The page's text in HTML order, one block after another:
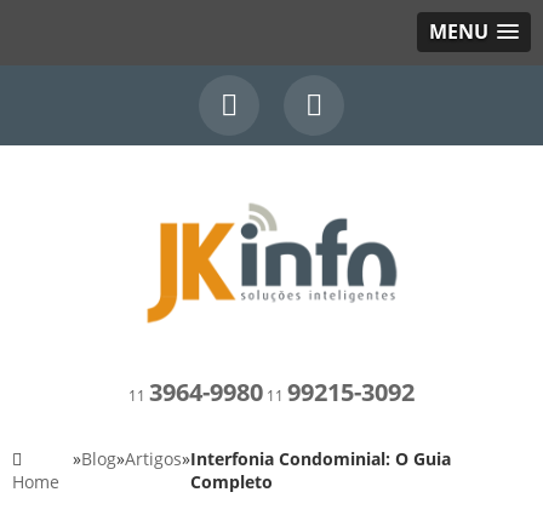
MENU
11 3964-9980 11 99215-3092
Home
»Blog»Artigos»Interfonia Condominial: O Guia
Completo